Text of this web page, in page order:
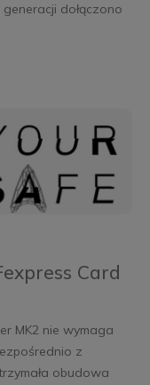
dołączono
Card
MK2 nie wymaga
z
obudowa